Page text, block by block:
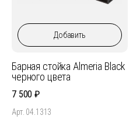
Добавить
Барная стойка Almeria Black
черного цвета
7 500
Арт. 04.1313